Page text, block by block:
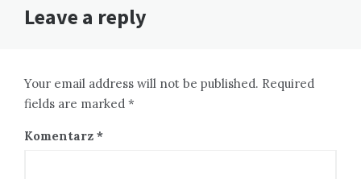
Leave a reply
Your email address will not be published. Required
fields are marked *
Komentarz *